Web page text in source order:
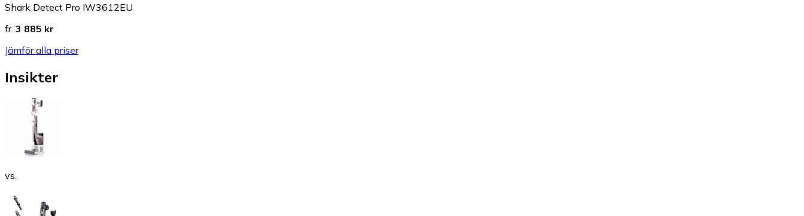
Shark Detect Pro IW3612EU
fr. 3 885 kr
Jämför alla priser
Insikter
vs.